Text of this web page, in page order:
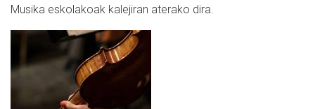
Musika eskolakoak kalejiran aterako dira.